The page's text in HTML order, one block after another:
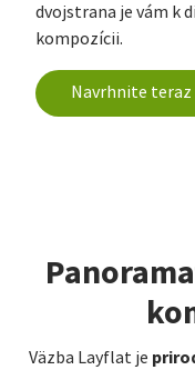
dvojstrana je vám k
kompozícii.
Navrhnite teraz
Väzba Layflat je